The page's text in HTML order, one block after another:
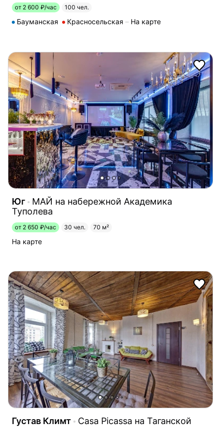
от 2 600 ₽/час 100 чел.
Бауманская Красносельская На карте
Юг
МАЙ на набережной Академика
Туполева
от 2 650 ₽/час 30 чел. 70 м²
На карте
Густав Климт Casa Picassa на Таганской